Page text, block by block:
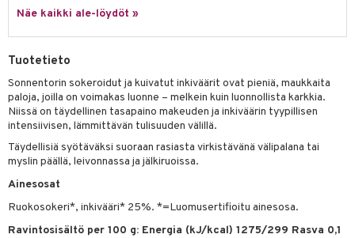
Näe kaikki ale-löydöt »
Tuotetieto
Sonnentorin sokeroidut ja kuivatut inkiväärit ovat pieniä, maukkaita
paloja, joilla on voimakas luonne – melkein kuin luonnollista karkkia.
Niissä on täydellinen tasapaino makeuden ja inkiväärin tyypillisen
intensiivisen, lämmittävän tulisuuden välillä.
Täydellisiä syötäväksi suoraan rasiasta virkistävänä välipalana tai
myslin päällä, leivonnassa ja jälkiruoissa.
Ainesosat
Ruokosokeri*, inkivääri* 25%. *=Luomusertifioitu ainesosa.
Ravintosisältö per 100 g: Energia (kJ/kcal) 1275/299 Rasva 0,1
jalat
hoito
hoito
tarvikkeet
hoito
öljyt
suihku & saippuat
lihakset
intoleranssi